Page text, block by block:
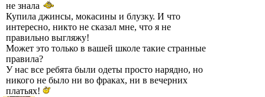
не знала
Купила джинсы, мокасины и блузку. И что
интересно, никто не сказал мне, что я не
правильно выгляжу!
Может это только в вашей школе такие странные
правила?
У нас все ребята были одеты просто нарядно, но
никого не было ни во фраках, ни в вечерних
платьях!